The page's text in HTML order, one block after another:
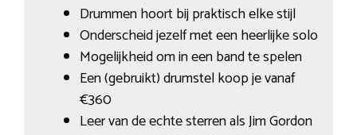
Drummen hoort bij praktisch elke stijl
Onderscheid jezelf met een heerlijke solo
Mogelijkheid om in een band te spelen
Een (gebruikt) drumstel koop je vanaf
€360
Leer van de echte sterren als Jim Gordon